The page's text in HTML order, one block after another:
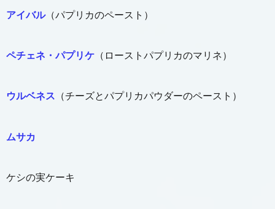
アイバル（パプリカのペースト）
ペチェネ・パプリケ （ローストパプリカのマリネ）
ウルベネス （チーズとパプリカパウダーのペースト）
ムサカ
ケシの実ケーキ